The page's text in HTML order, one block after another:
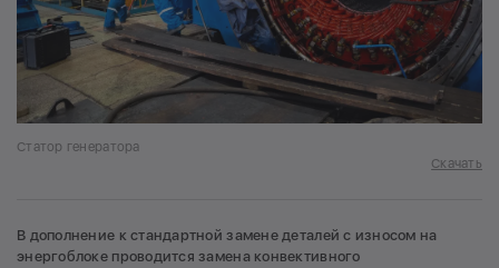
Статор генератора
Скачать
В дополнение к стандартной замене деталей с износом на
энергоблоке проводится замена конвективного